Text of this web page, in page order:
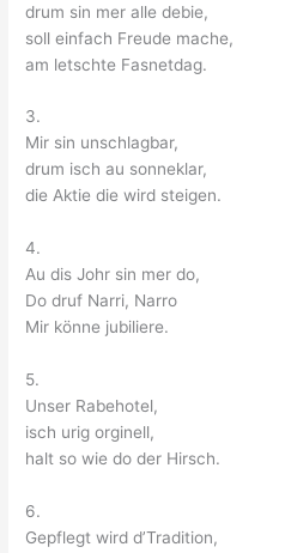
drum sin mer alle debie,
soll einfach Freude mache,
am letschte Fasnetdag.
3.
Mir sin unschlagbar,
drum isch au sonneklar,
die Aktie die wird steigen.
4.
Au dis Johr sin mer do,
Do druf Narri, Narro
Mir könne jubiliere.
5.
Unser Rabehotel,
isch urig orginell,
halt so wie do der Hirsch.
6.
Gepflegt wird d’Tradition,